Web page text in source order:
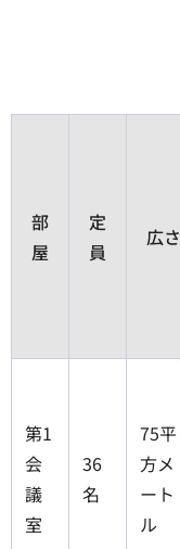
部
屋
定
員
広さ
第1
会
議
室
36
名
75平
方メ
ート
ル